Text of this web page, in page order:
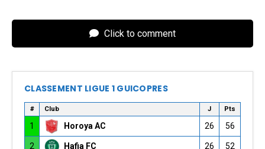
Click to comment
CLASSEMENT LIGUE 1 GUICOPRES
# Club J Pts
1 Horoya AC 26 56
2 Hafia FC 26 52